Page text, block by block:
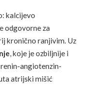
kalcijevo
odgovorne za
kronično ranjivim. Uz
, koje je ozbiljnije i
angiotenzin-
atrijski mišić